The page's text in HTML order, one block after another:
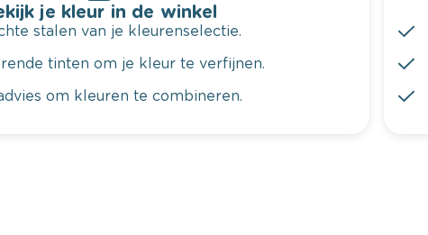
je kleur in de winkel
stalen van je kleurenselectie.
tinten om je kleur te verfijnen.
om kleuren te combineren.